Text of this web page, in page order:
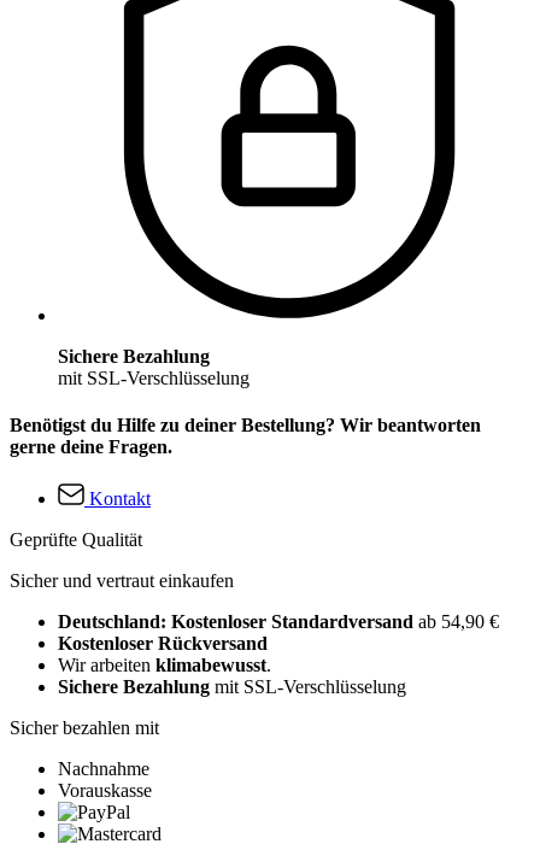
Sichere Bezahlung
mit SSL-Verschlüsselung
Benötigst du Hilfe zu deiner Bestellung? Wir beantworten
gerne deine Fragen.
Kontakt
Geprüfte Qualität
Sicher und vertraut einkaufen
Deutschland: Kostenloser Standardversand ab 54,90 €
Kostenloser Rückversand
Wir arbeiten klimabewusst.
Sichere Bezahlung mit SSL-Verschlüsselung
Sicher bezahlen mit
Nachnahme
Vorauskasse